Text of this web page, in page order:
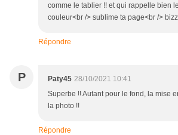
comme le tablier !! et qui rappelle bien
couleur<br /> sublime ta page<br />
Répondre
P Paty45 28/10/2021 10:41
Superbe !! Autant pour le fond, la mise
la photo !!
Répondre